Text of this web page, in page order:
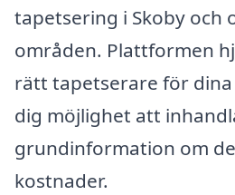
tapetsering i Skoby och
områden. Plattformen
rätt tapetserare för
dig möjlighet att
grundinformation om
kostnader.